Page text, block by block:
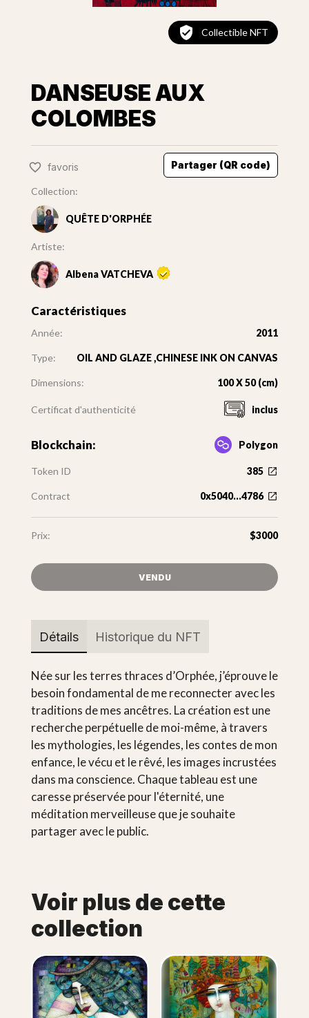
Collectible NFT
DANSEUSE AUX
COLOMBES
favoris Partager (QR code)
Collection:
QUÊTE D'ORPHÉE
Artiste:
Albena VATCHEVA
Caractéristiques
Année: 2011
Type: OIL AND GLAZE ,CHINESE INK ON CANVAS
Dimensions: 100 X 50 (cm)
Certificat d'authenticité inclus
Blockchain: Polygon
Token ID 385
Contract 0x5040...4786
Prix: $3000
VENDU
Détails Historique du NFT
Née sur les terres thraces d’Orphée, j’éprouve le
besoin fondamental de me reconnecter avec les
traditions de mes ancêtres. La création est une
recherche perpétuelle de moi-même, à travers
les mythologies, les légendes, les contes de mon
enfance, le vécu et le rêvé, les images incrustées
dans ma conscience. Chaque tableau est une
caresse préservée pour l'éternité, une
méditation merveilleuse que je souhaite
partager avec le public.
Voir plus de cette
collection